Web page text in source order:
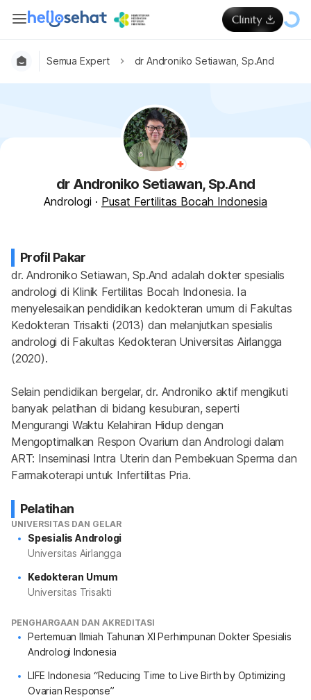
Semua Expert dr Androniko Setiawan, Sp.And
dr Androniko Setiawan, Sp.And
Andrologi · Pusat Fertilitas Bocah Indonesia
Profil Pakar
dr. Androniko Setiawan, Sp.And adalah dokter spesialis
andrologi di Klinik Fertilitas Bocah Indonesia. Ia
menyelesaikan pendidikan kedokteran umum di Fakultas
Kedokteran Trisakti (2013) dan melanjutkan spesialis
andrologi di Fakultas Kedokteran Universitas Airlangga
(2020).
Selain pendidikan bergelar, dr. Androniko aktif mengikuti
banyak pelatihan di bidang kesuburan, seperti
Mengurangi Waktu Kelahiran Hidup dengan
Mengoptimalkan Respon Ovarium dan Andrologi dalam
ART: Inseminasi Intra Uterin dan Pembekuan Sperma dan
Farmakoterapi untuk Infertilitas Pria.
Pelatihan
UNIVERSITAS DAN GELAR
Spesialis Andrologi
Universitas Airlangga
Kedokteran Umum
Universitas Trisakti
PENGHARGAAN DAN AKREDITASI
Pertemuan Ilmiah Tahunan XI Perhimpunan Dokter Spesialis
Andrologi Indonesia
LIFE Indonesia “Reducing Time to Live Birth by Optimizing
Ovarian Response”